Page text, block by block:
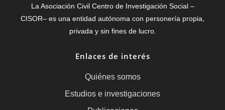
La Asociación Civil Centro de Investigación Social –
CISOR– es una entidad autónoma con personería propia,
privada y sin fines de lucro.
Enlaces de interés
Quiénes somos
Estudios e investigaciones